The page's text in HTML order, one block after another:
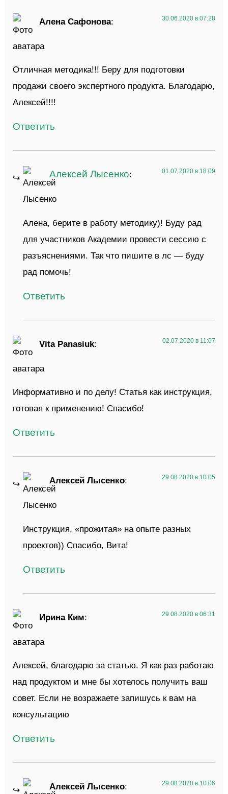
Алена Сафонова: 30.06.2020 в 07:28
Отличная методика!!! Беру для подготовки
продажи своего экспертного продукта. Благодарю,
Алексей!!!!
Ответить
Алексей Лысенко: 01.07.2020 в 18:09
Алена, берите в работу методику)! Буду рад
для участников Академии провести сессию с
разъяснениями. Так что пишите в лс — буду
рад помочь!
Ответить
Vita Panasiuk: 02.07.2020 в 11:07
Информативно и по делу! Статья как инструкция,
готовая к применению! Спасибо!
Ответить
Алексей Лысенко: 29.08.2020 в 10:05
Инструкция, «прожитая» на опыте разных
проектов)) Спасибо, Вита!
Ответить
Ирина Ким: 29.08.2020 в 06:31
Алексей, благодарю за статью. Я как раз работаю
над продуктом и мне бы хотелось получить ваш
совет. Если не возражаете запишусь к вам на
консультацию
Ответить
Алексей Лысенко: 29.08.2020 в 10:06